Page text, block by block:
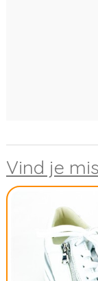
Vind je